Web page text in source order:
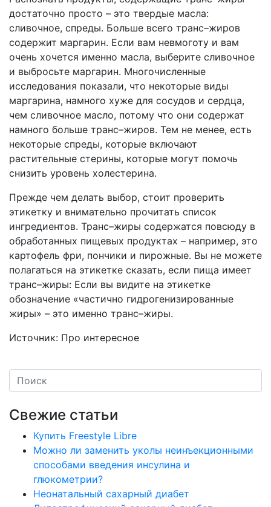
достаточно просто – это твердые масла:
сливочное, спреды. Больше всего транс–жиров
содержит маргарин. Если вам невмоготу и вам
очень хочется именно масла, выберите сливочное
и выбросьте маргарин. Многочисленные
исследования показали, что некоторые виды
маргарина, намного хуже для сосудов и сердца,
чем сливочное масло, потому что они содержат
намного больше транс–жиров. Тем не менее, есть
некоторые спреды, которые включают
растительные стерины, которые могут помочь
снизить уровень холестерина.
Прежде чем делать выбор, стоит проверить
этикетку и внимательно прочитать список
ингредиентов. Транс–жиры содержатся повсюду в
обработанных пищевых продуктах – например, это
картофель фри, пончики и пирожные. Вы не можете
полагаться на этикетке сказать, если пища имеет
транс–жиры: Если вы видите на этикетке
обозначение «частично гидрогенизированные
жиры» – это именно транс–жиры.
Источник: Про интересное
Свежие статьи
Купить Freestyle Libre
Можно ли заменить уколы неинъекционными
способами введения инсулина и
глюкометрии?
Неонатальный сахарный диабет